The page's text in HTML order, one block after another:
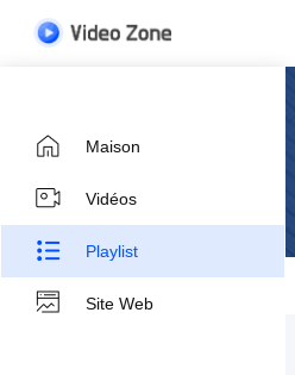
Maison
Vidéos
Playlist
Site Web